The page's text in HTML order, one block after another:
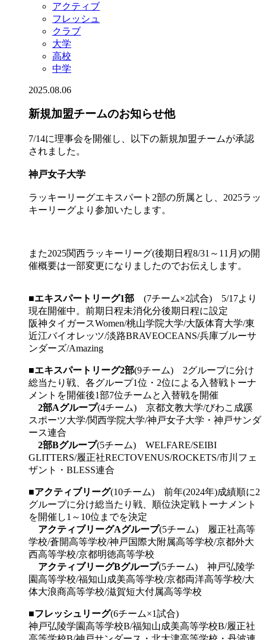
アクティブ
フレッシュ
クラブ
大学
高校
中学
2025.08.06
新規加盟チームのお知らせ他
7/14に理事会を開催し、以下の新規加盟チームが承認
されました。
神戸女子大学
ラッキーリーグエキスパート2部の所属とし、2025ラッ
キーリーグより参加いたします。
また2025関西ラッキーリーグ(後期日程8/31～11月)の開
催概要は一部変更になりましたのでお伝えします。
■エキスパートリーグ1部 (7チーム×2試合) 5/17より
現在開催中。前期日程未消化分後期日程に設定
阪神タイガースWomen/桃山学院大学/大阪体育大学/東
近江バイオレッツ/淡路BRAVEOCEANS/兵庫ブルーサ
ンダーズ/Amazing
■エキスパートリーグ2部(9チーム) 2グループに分け
総当たり戦、各グループ1位・2位による入替戦トーナ
メントを開催後1部7位チームと入替戦を開催
2部Aグループ(4チーム) 京都文教大学/びわこ成蹊
スポーツ大学/関西学院大学/神戸女子大学・神戸サンダ
ース連合
2部Bグループ(5チーム) WELFARE/SEIBI
GLITTERS/履正社RECTOVENUS/ROCKETS/市川フェ
ザント・BLESS連合
■アクティブリーグ(10チーム) 前年(2024年)成績順に2
グループに分け総当たり戦、順位決定戦トーナメント
を開催し1～10位までを決定
アクティブリーグAグループ(5チーム) 履正社高等
学校/蒼開高等学校/神戸国際大附属高等学校/京都外大
西高等学校/京都明徳高等学校
アクティブリーグBグループ(5チーム) 神戸弘陵学
園高等学校/福知山成美高等学校/京都両洋高等学校/大
体大浪商高等学校/滋賀短大付属高等学校
■フレッシュリーグ(6チーム×1試合)
神戸弘陵学園高等学校B/福知山成美高等学校B/履正社